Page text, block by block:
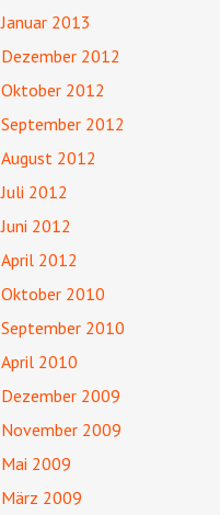
Januar 2013
Dezember 2012
Oktober 2012
September 2012
August 2012
Juli 2012
Juni 2012
April 2012
Oktober 2010
September 2010
April 2010
Dezember 2009
November 2009
Mai 2009
März 2009